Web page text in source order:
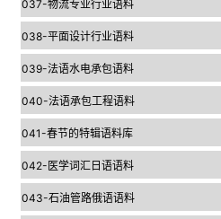
037-物流专业行业语料
038-平面设计行业语料
039-法语水电承包语料
040-法语承包工程语料
041-春节的特辑语料库
042-医学词汇日语语料
043-石油管路俄语语料